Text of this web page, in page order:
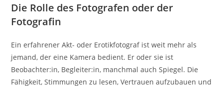
Die Rolle des Fotografen oder der
Fotografin
Ein erfahrener Akt- oder Erotikfotograf ist weit mehr als
jemand, der eine Kamera bedient. Er oder sie ist
Beobachter:in, Begleiter:in, manchmal auch Spiegel. Die
Fähigkeit, Stimmungen zu lesen, Vertrauen aufzubauen und